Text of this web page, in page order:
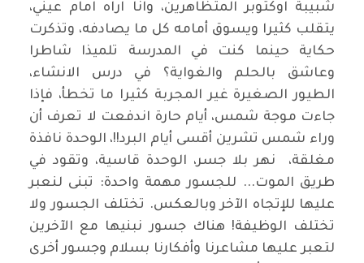
شبيبة اوكتوبر المتظاهرين، وانا اراه امام عيني،
يتقلب كثيرا ويسوق أمامه كل ما يصادفه، وتذكرت
حكاية حينما كنت في المدرسة تلميذا شاطرا
وعاشق بالحلم والغواية؟ في درس الانشاء،
الطيور الصغيرة غير المجربة كثيرا ما تخطأ، فإذا
جاءت موجة شمس، أيام حارة اندفعت لا تعرف أن
وراء شمس تشرين أقسى أيام البرد!!، الوحدة نافذة
مغلقة، نهر بلا جسر، الوحدة قاسية، وتقود في
طريق الموت... للجسور مهمة واحدة: تبنى لنعبر
عليها للإتجاه الآخر وبالعكس. تختلف الجسور ولا
تختلف الوظيفة! هناك جسور نبنيها مع الآخرين
لتعبر عليها مشاعرنا وأفكارنا بسلام وجسور أخرى